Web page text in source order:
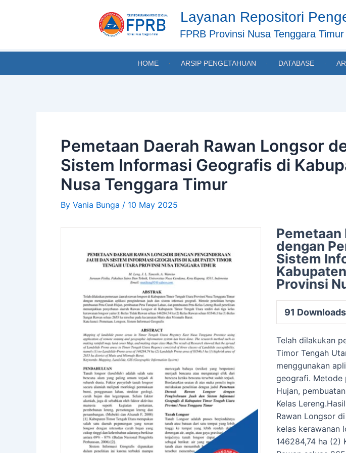
Layanan Repositori
FPRB Provinsi Nusa Tenggara Timur
HOME ARSIP PENGETAHUAN DATABASE
Pemetaan Daerah Rawan Longsor
Sistem Informasi Geografis di
Nusa Tenggara Timur
By Vania Bunga / 10 May 2025
Pemetaan
dengan
Sistem
Provinsi
91 Downloads
Telah dilakukan
Timor Tengah
menggunakan
geografi. Metode
Hujan,
Kelas
Rawan Longsor
kelas kerawanan
146284,74 ha (2)
navigation